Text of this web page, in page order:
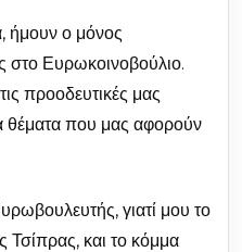
ήμουν ο μόνος
στο Ευρωκοινοβούλιο.
προοδευτικές μας
θέματα που μας αφορούν
γιατί μου το
και το κόμμα